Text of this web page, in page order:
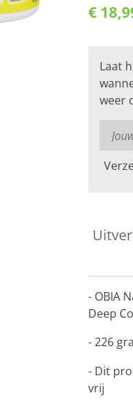
€
Laat
weer
- OBIA
Deep
- 226
- Dit
vrij